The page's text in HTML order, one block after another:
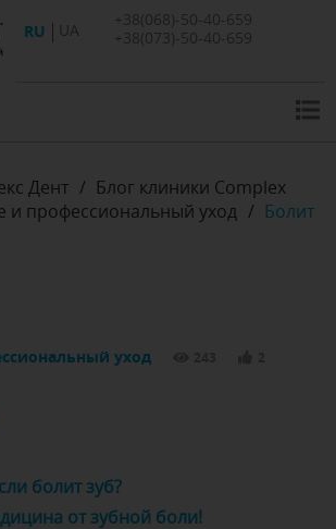
RU UA
+38(068)-50-40-659
+38(073)-50-40-659
Дент / Блог клиники Complex
и профессиональный уход / Болит
уход
болит зуб?
от зубной боли!